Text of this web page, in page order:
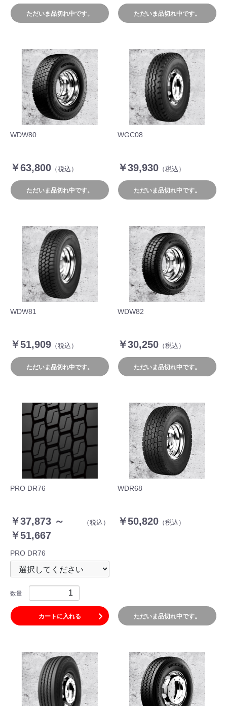
ただいま品切れ中です。 ただいま品切れ中です。
WDW80
￥63,800 （税込）
ただいま品切れ中です。
WGC08
￥39,930 （税込）
ただいま品切れ中です。
WDW81
￥51,909 （税込）
ただいま品切れ中です。
WDW82
￥30,250 （税込）
ただいま品切れ中です。
PRO DR76
￥37,873 ～
￥51,667
（税込）
PRO DR76
数量
カートに入れる
WDR68
￥50,820 （税込）
ただいま品切れ中です。